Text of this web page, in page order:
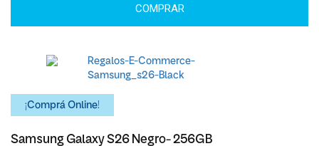
COMPRAR
¡Comprá Online!
Samsung Galaxy S26 Negro- 256GB